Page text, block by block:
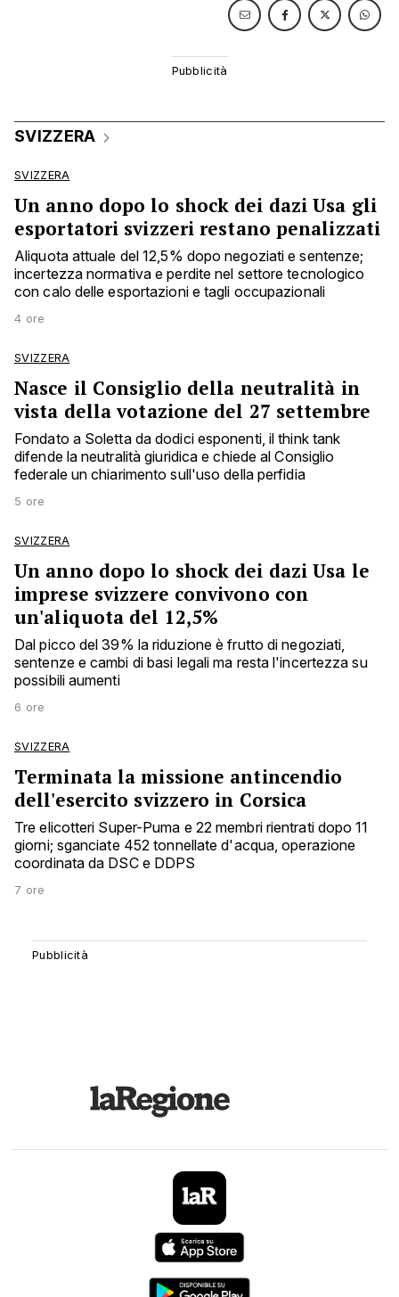
SVIZZERA
SVIZZERA
Un anno dopo lo shock dei dazi Usa gli
esportatori svizzeri restano penalizzati
Aliquota attuale del 12,5% dopo negoziati e sentenze;
incertezza normativa e perdite nel settore tecnologico
con calo delle esportazioni e tagli occupazionali
4 ore
SVIZZERA
Nasce il Consiglio della neutralità in
vista della votazione del 27 settembre
Fondato a Soletta da dodici esponenti, il think tank
difende la neutralità giuridica e chiede al Consiglio
federale un chiarimento sull'uso della perfidia
5 ore
SVIZZERA
Un anno dopo lo shock dei dazi Usa le
imprese svizzere convivono con
un'aliquota del 12,5%
Dal picco del 39% la riduzione è frutto di negoziati,
sentenze e cambi di basi legali ma resta l'incertezza su
possibili aumenti
6 ore
SVIZZERA
Terminata la missione antincendio
dell'esercito svizzero in Corsica
Tre elicotteri Super-Puma e 22 membri rientrati dopo 11
giorni; sganciate 452 tonnellate d'acqua, operazione
coordinata da DSC e DDPS
7 ore